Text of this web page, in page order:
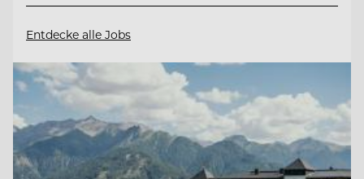
Entdecke alle Jobs